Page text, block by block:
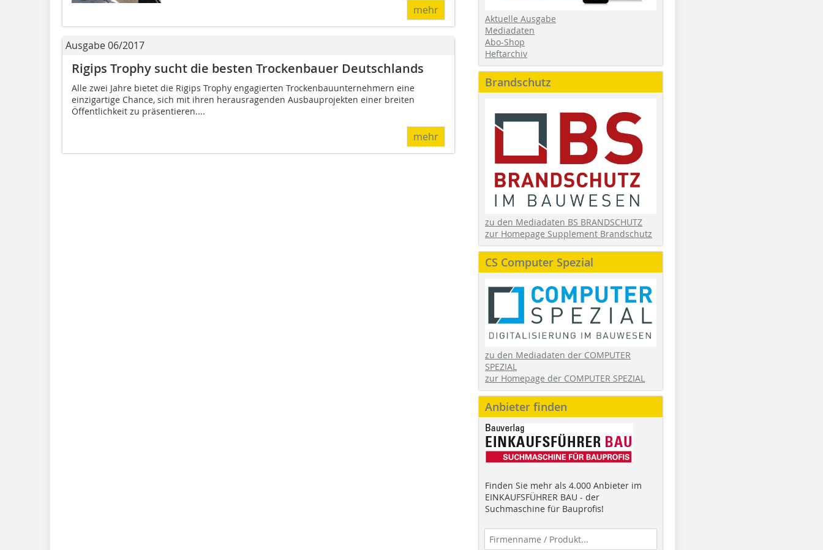
mehr
Ausgabe 06/2017
Rigips Trophy sucht die besten Trockenbauer Deutschlands
Alle zwei Jahre bietet die Rigips Trophy engagierten Trockenbauunternehmern eine
einzigartige Chance, sich mit ihren herausragenden Ausbauprojekten einer breiten
Öffentlichkeit zu präsentieren....
mehr
Aktuelle Ausgabe
Mediadaten
Abo-Shop
Heftarchiv
Brandschutz
zu den Mediadaten BS BRANDSCHUTZ
zur Homepage Supplement Brandschutz
CS Computer Spezial
zu den Mediadaten der COMPUTER
SPEZIAL
zur Homepage der COMPUTER SPEZIAL
Anbieter finden
Finden Sie mehr als 4.000 Anbieter im
EINKAUFSFÜHRER BAU - der
Suchmaschine für Bauprofis!